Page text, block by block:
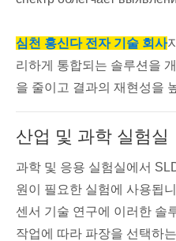
심천 홍신다 전자 기술 회사
리하게 통합되는 솔루션을
을 줄이고 결과의 재현성을
산업 및 과학 실험실
과학 및 응용 실험실에서
원이 필요한 실험에 사용됩
센서 기술 연구에 이러한 솔
작업에 따라 파장을 선택하